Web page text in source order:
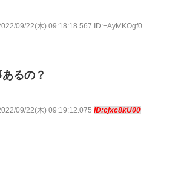
09/22(木) 09:18:18.567 ID:+AyMKOgf0
るの？
09/22(木) 09:19:12.075 ID:cjxc8kU00